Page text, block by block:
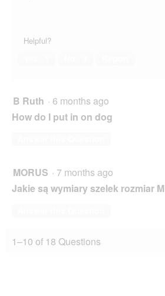
Helpful?
B Ruth · 6 months ago
How do I put in on dog
MORUS · 7 months ago
Jakie są wymiary szelek rozmiar M
1–10 of 18 Questions